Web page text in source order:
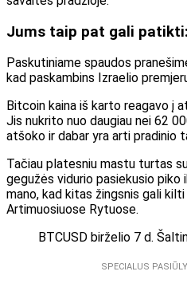
Jums taip pat gali patikti:
Paskutiniame spaudos
kad paskambins Izraelio
Bitcoin kaina iš karto reagavo į
Jis nukrito nuo daugiau nei 62
atšoko ir dabar yra arti pradinio
Tačiau platesniu mastu turtas
gegužės vidurio pasiekusio piko
mano, kad kitas žingsnis gali
Artimuosiuose Rytuose.
BTCUSD birželio 7 d.
SPECIALUS